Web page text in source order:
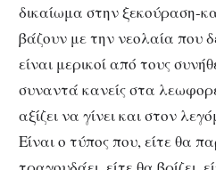
δικαίωμα στην ξεκούραση-
βάζουν με την νεολαία που
είναι μερικοί από τους
συναντά κανείς στα
αξίζει να γίνει και στον
Είναι ο τύπος που, είτε θα